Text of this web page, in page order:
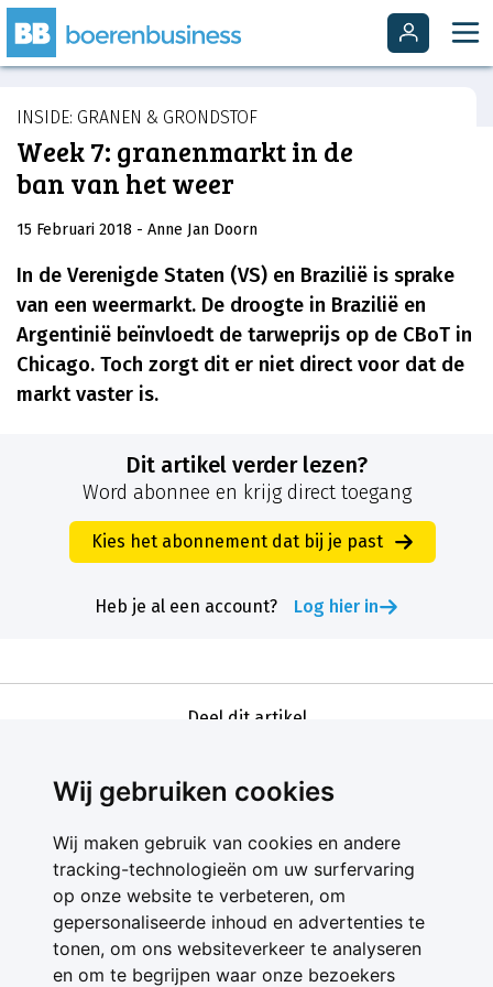
Wij gebruiken cookies
Wij maken gebruik van cookies en andere
tracking-technologieën om uw surfervaring
op onze website te verbeteren, om
gepersonaliseerde inhoud en advertenties te
tonen, om ons websiteverkeer te analyseren
en om te begrijpen waar onze bezoekers
INSIDE: GRANEN & GRONDSTOF
Week 7: granenmarkt in de
ban van het weer
15 Februari 2018 - Anne Jan Doorn
In de Verenigde Staten (VS) en Brazilië is sprake
van een weermarkt. De droogte in Brazilië en
Argentinië beïnvloedt de tarweprijs op de CBoT in
Chicago. Toch zorgt dit er niet direct voor dat de
markt vaster is.
Dit artikel verder lezen?
Word abonnee en krijg direct toegang
Kies het abonnement dat bij je past
Heb je al een account? Log hier in
Deel dit artikel
Contact
Feedback
Nieuwsbrief